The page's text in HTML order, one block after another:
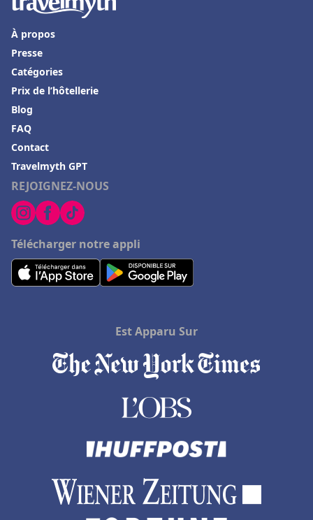
REJOIGNEZ-NOUS
Télécharger notre appli
À propos
Presse
Catégories
Prix de l’hôtellerie
Blog
FAQ
Contact
Travelmyth GPT
Est Apparu Sur